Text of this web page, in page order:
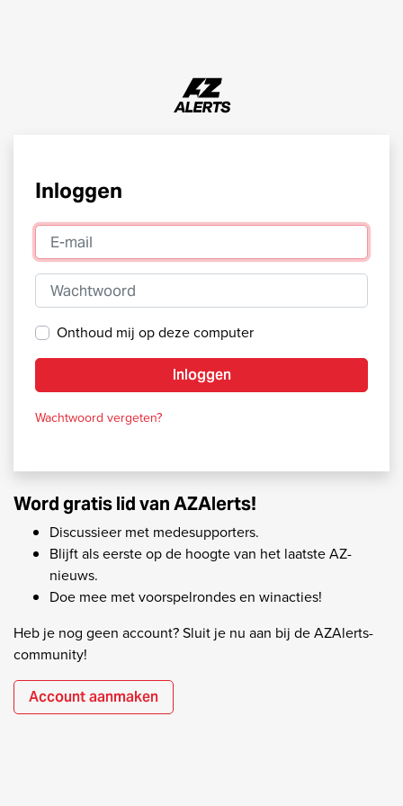
Inloggen
E-mail
Wachtwoord
Onthoud mij op deze computer
Inloggen
Wachtwoord vergeten?
Word gratis lid van AZAlerts!
Discussieer met medesupporters.
Blijft als eerste op de hoogte van het laatste AZ-
nieuws.
Doe mee met voorspelrondes en winacties!
Heb je nog geen account? Sluit je nu aan bij de AZAlerts-
community!
Account aanmaken